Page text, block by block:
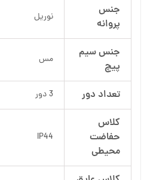
جنس
پروانه
نوریل
جنس سیم
پیچ
مس
تعداد دور 3 دور
کلاس
حفاضت
محیطی
IP44